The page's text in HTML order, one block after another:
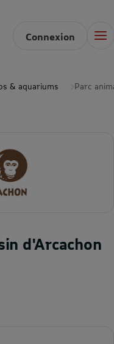
Connexion
& aquariums Parc
d'Arcachon